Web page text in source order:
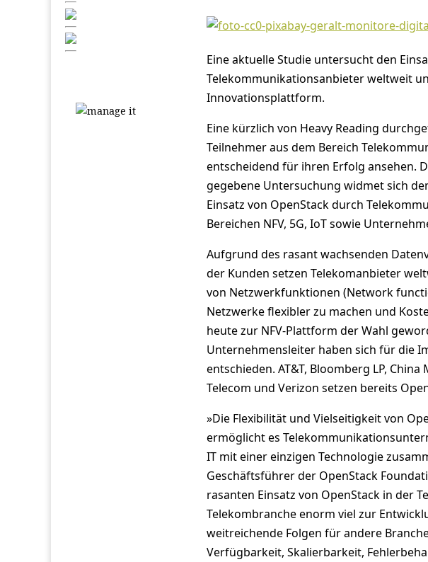
Eine aktuelle Studie untersucht den
Telekommunikationsanbieter weltweit
Innovationsplattform.
Eine kürzlich von Heavy Reading
Teilnehmer aus dem Bereich
entscheidend für ihren Erfolg ansehen.
gegebene Untersuchung widmet sich
Einsatz von OpenStack durch
Bereichen NFV, 5G, IoT sowie
Aufgrund des rasant wachsenden
der Kunden setzen Telekomanbieter
von Netzwerkfunktionen (Network
Netzwerke flexibler zu machen und
heute zur NFV-Plattform der Wahl
Unternehmensleiter haben sich für die
entschieden. AT&T, Bloomberg LP,
Telecom und Verizon setzen bereits
»Die Flexibilität und Vielseitigkeit von
ermöglicht es
IT mit einer einzigen Technologie
Geschäftsführer der OpenStack
rasanten Einsatz von OpenStack in der
Telekombranche enorm viel zur
weitreichende Folgen für andere
Verfügbarkeit, Skalierbarkeit,